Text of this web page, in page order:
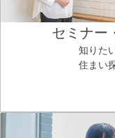
セミナー
知りた
住まい